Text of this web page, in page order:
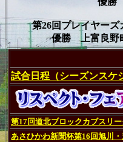
第26回プレイヤー
優勝 上富良野
試合日程（シーズンスケ
第17回道北ブロックカブスリ
あさひかわ新聞杯第16回旭川